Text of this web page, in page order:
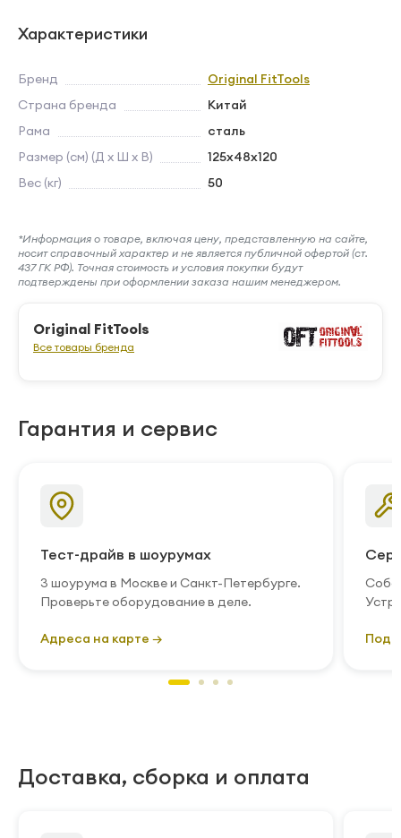
Характеристики
Бренд
Original FitTools
Страна бренда
Китай
Рама
сталь
Размер (см) (Д х Ш х В)
125х48х120
Вес (кг)
50
*Информация о товаре, включая цену, представленную на сайте,
носит справочный характер и не является публичной офертой (ст.
437 ГК РФ). Точная стоимость и условия покупки будут
подтверждены при оформлении заказа нашим менеджером.
Original FitTools
Все товары бренда
Гарантия и сервис
Тест-драйв в шоурумах
3 шоурума в Москве и Санкт-Петербурге.
Проверьте оборудование в деле.
Адреса на карте →
Доставка, сборка и оплата